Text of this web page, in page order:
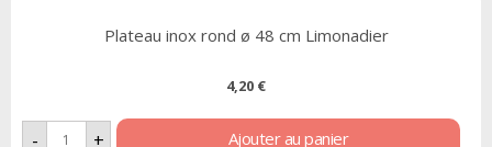
Plateau inox rond ø 48 cm Limonadier
4,20 €
- + Ajouter au panier